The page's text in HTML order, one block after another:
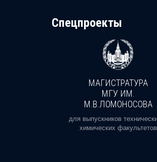
Cпецпроекты
МАГИСТРАТУРА
МГУ ИМ.
М.В.ЛОМОНОСОВА
для выпускников
химических факультетов